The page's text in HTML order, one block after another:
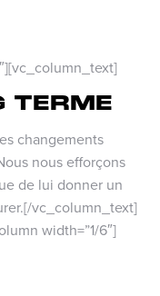
TERME
changements
nous efforçons
de lui donner un
vc_column_text]
width=”1/6″]